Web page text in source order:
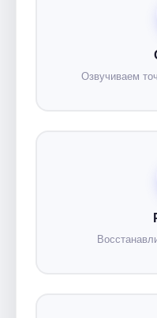
Озвучиваем